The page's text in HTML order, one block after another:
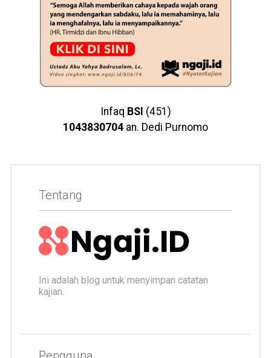
Infaq BSI (451)
1043830704 an. Dedi Purnomo
Tentang
Ini adalah blog untuk menyimpan catatan
kajian.